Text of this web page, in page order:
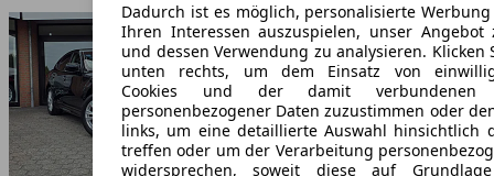
Dadurch ist es möglich, personalisierte
Ihren Interessen auszuspielen, unser Angebot
und dessen Verwendung zu analysieren. Klicken
unten rechts, um dem Einsatz von
Cookies und der damit verbundenen
personenbezogener Daten zuzustimmen oder
links, um eine detaillierte Auswahl hinsichtlich
treffen oder um der Verarbeitung
widersprechen, soweit diese auf